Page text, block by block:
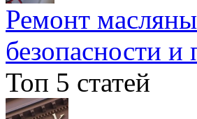
Ремонт
безопасности и
Топ 5 статей